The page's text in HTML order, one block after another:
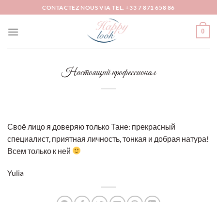
au
contenu
CONTACTEZ NOUS VIA TEL. +33 7 871 658 86
0
Настоящий профессионал
Своё лицо я доверяю только Тане: прекрасный
специалист, приятная личность, тонкая и добрая натура!
Всем только к ней
Yulia